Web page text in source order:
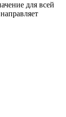
для всей